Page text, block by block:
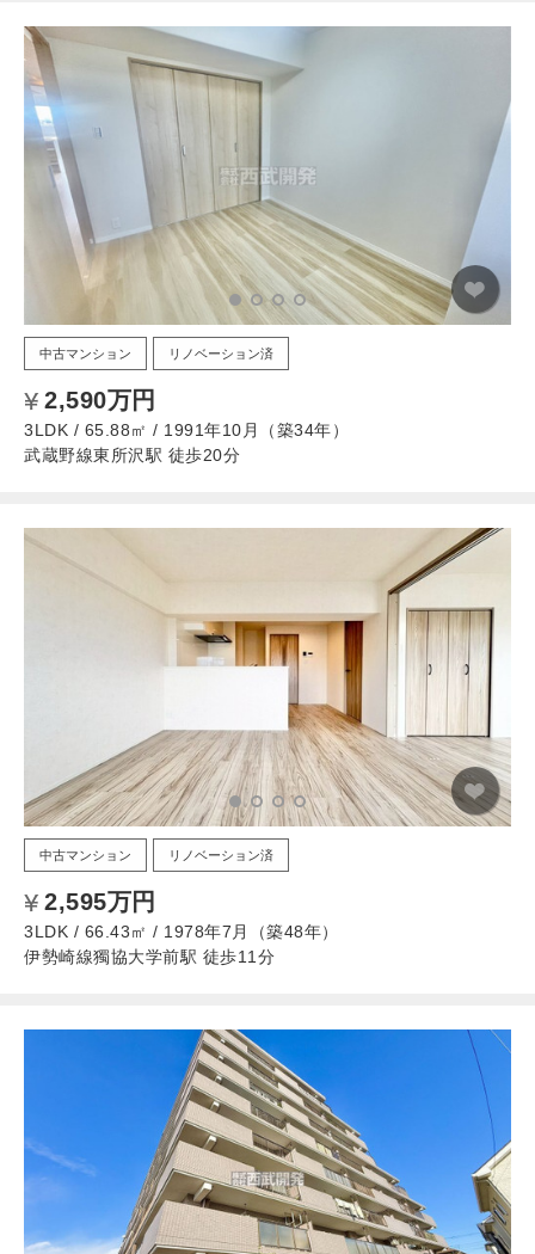
中古マンション リノベーション済
2,590万円
3LDK / 65.88㎡ / 1991年10月（築34年）
武蔵野線東所沢駅 徒歩20分
中古マンション リノベーション済
2,595万円
3LDK / 66.43㎡ / 1978年7月（築48年）
伊勢崎線獨協大学前駅 徒歩11分